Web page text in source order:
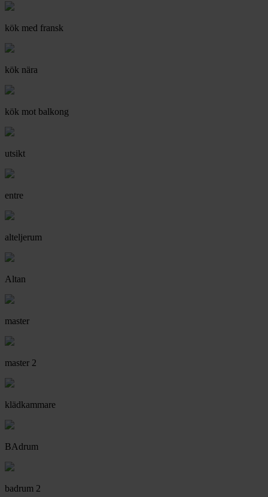
kök med fransk
kök nära
kök mot balkong
utsikt
entre
alteljerum
Altan
master
master 2
klädkammare
BAdrum
badrum 2